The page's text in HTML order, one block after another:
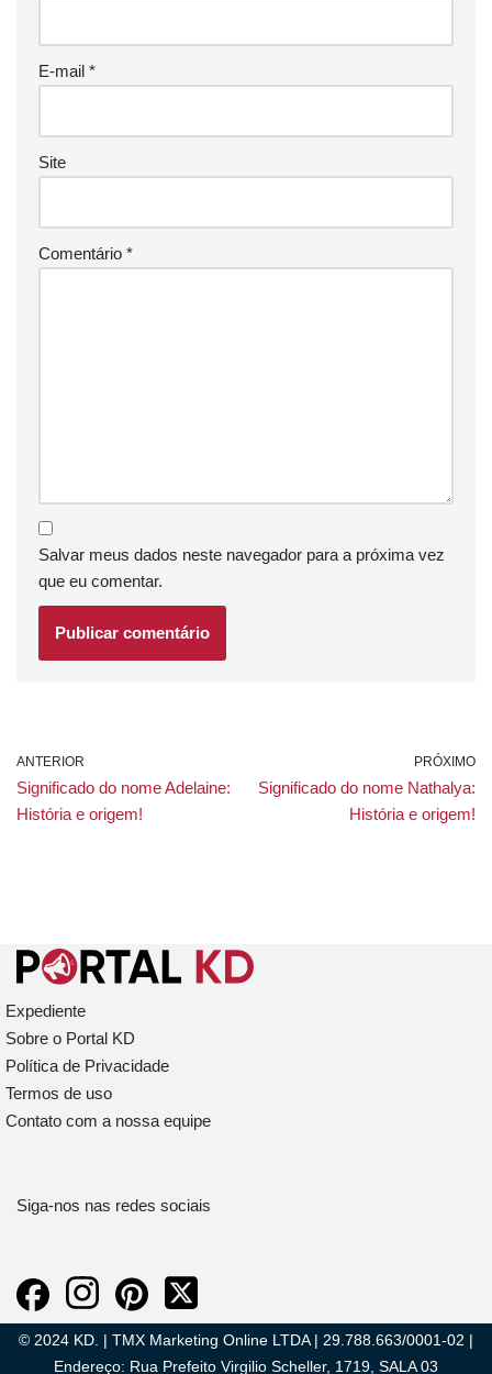
E-mail *
Site
Comentário *
Salvar meus dados neste navegador para a próxima vez
que eu comentar.
ANTERIOR
Significado do nome Adelaine:
História e origem!
PRÓXIMO
Significado do nome Nathalya:
História e origem!
Expediente
Sobre o Portal KD
Política de Privacidade
Termos de uso
Contato com a nossa equipe
Siga-nos nas redes sociais
© 2024 KD. | TMX Marketing Online LTDA | 29.788.663/0001-02 |
Endereço: Rua Prefeito Virgilio Scheller, 1719, SALA 03